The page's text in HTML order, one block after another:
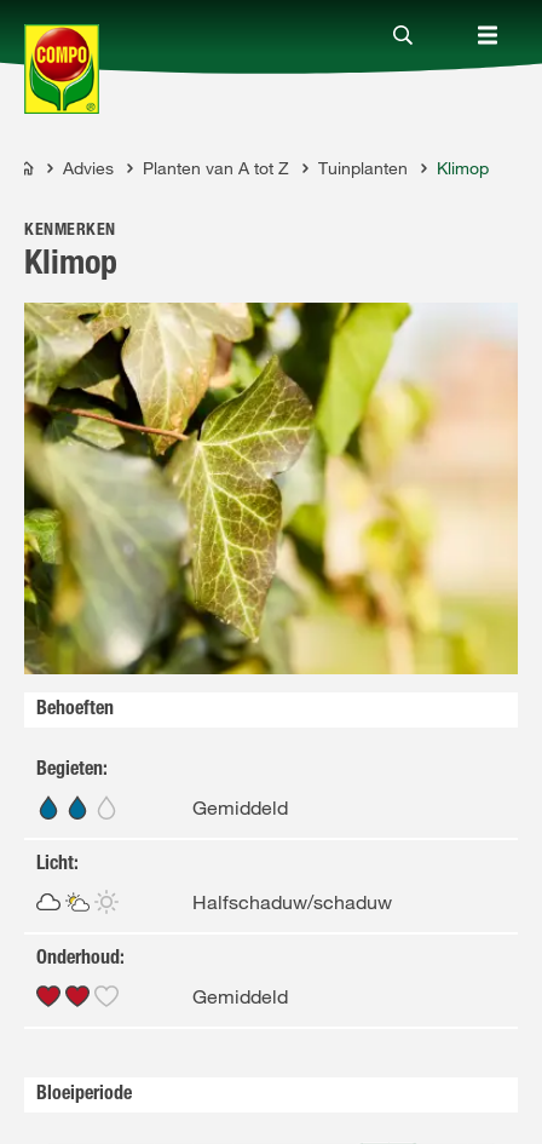
Producten
Advies
Thema's
Tot je dienst
Onderneming
FR NL
COMPO
Advies Planten van A tot Z Tuinplanten Klimop
KENMERKEN
Klimop
Behoeften
Begieten:
Gemiddeld
Licht:
Halfschaduw/schaduw
Onderhoud:
Gemiddeld
Bloeiperiode